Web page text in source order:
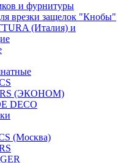
и фурнитуры
врезки защелок "Кнобы"
(Италия) и
(ЭКОНОМ)
DECO
(Москва)